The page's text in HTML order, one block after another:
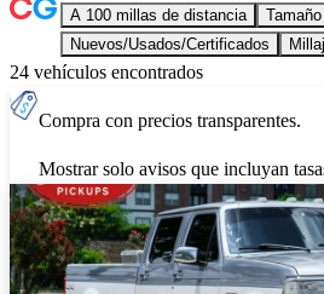
A 100 millas de distancia
Nuevos/Usados/Certificados
24 vehículos encontrados
Compra con precios transparentes.
Mostrar solo avisos que incluyan